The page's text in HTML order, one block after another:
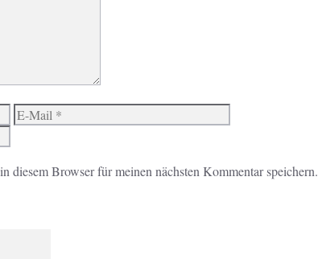
E-
diesem Browser für meinen nächsten Kommentar speichern.